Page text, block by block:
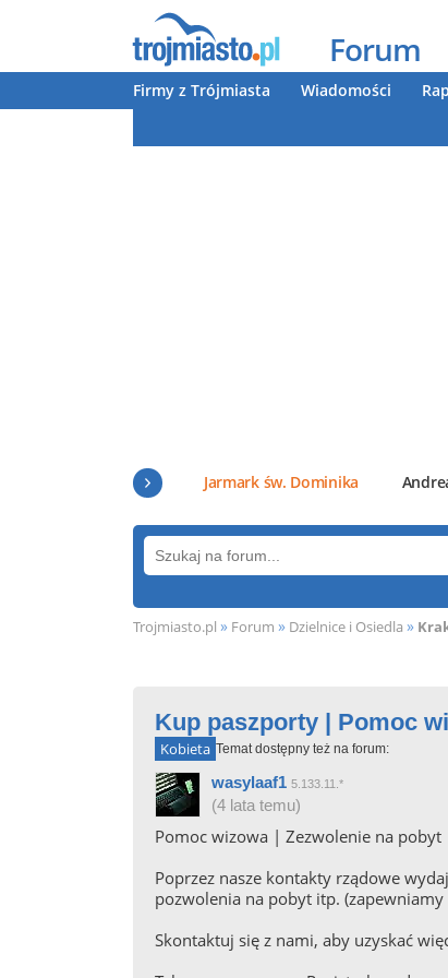
Forum
Firmy z Trójmiasta Wiadomości
Jarmark św. Dominika
Trojmiasto.pl » Forum » Dzielnice i Osiedla »
Kup paszporty | Pomoc
Kobieta Temat dostępny też na forum:
wasylaaf1 5.133.11.*
(4 lata temu)
Pomoc wizowa | Zezwolenie na
Poprzez nasze kontakty rządowe
pozwolenia na pobyt itp.
Skontaktuj się z nami, aby uzyskać